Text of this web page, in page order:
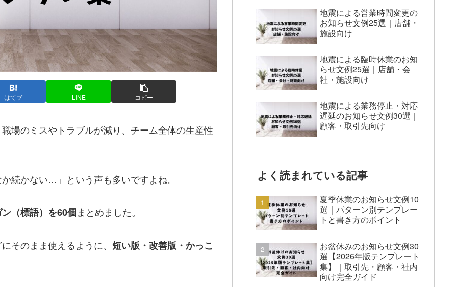
はてブ LINE コピー
場のミスやトラブルが減り、チーム全体の生産性
続かない…」という声も多いですよね。
（標語）を60個まとめました。
そのまま使えるように、 短い版・改善版・かっこ
地震による営業時間変更の
お知らせ文例25選｜店舗・
施設向け
地震による臨時休業のお知
らせ文例25選｜店舗・会
社・施設向け
地震による業務停止・対応
遅延のお知らせ文例30選｜
顧客・取引先向け
よく読まれている記事
夏季休業のお知らせ文例10
選｜パターン別テンプレー
トと書き方のポイント
お盆休みのお知らせ文例30
選【2026年版テンプレート
集】｜取引先・顧客・社内
向け完全ガイド